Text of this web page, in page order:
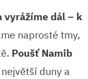
vyrážíme dál – k
naprosté tmy,
Poušť Namib
duny a